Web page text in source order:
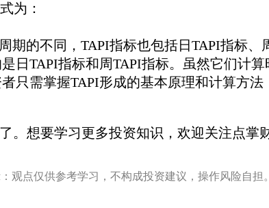
为：
期的不同，TAPI指标也包括日TAPI指标、
日TAPI指标和周TAPI指标。虽然它们计
只需掌握TAPI形成的基本原理和计算方
了。想要学习更多投资知识，欢迎关注点掌
观点仅供参考学习，不构成投资建议，操作风险自担。